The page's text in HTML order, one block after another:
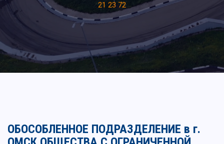
21 23 72
ОБОСОБЛЕННОЕ ПОДРАЗДЕЛЕНИЕ в г.